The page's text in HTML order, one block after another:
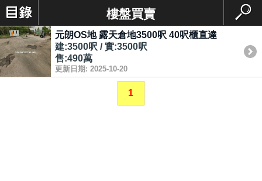
樓盤買賣
元朗OS地 露天倉地3500呎 40呎櫃直達
建:3500呎 / 實:3500呎
售:490萬
更新日期: 2025-10-20
1